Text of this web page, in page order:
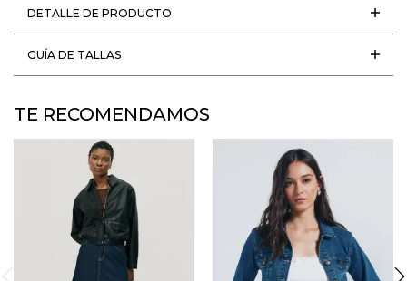
DETALLE DE PRODUCTO
GUÍA DE TALLAS
TE RECOMENDAMOS